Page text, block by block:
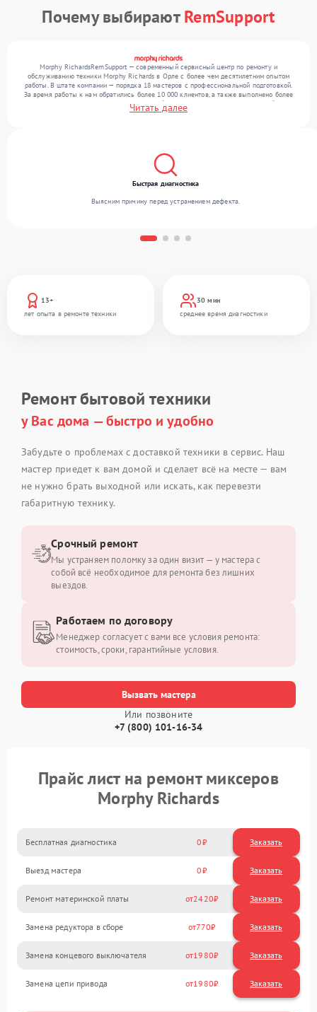
Почему выбираютRemSupport
Morphy RichardsRemSupport — современный сервисный центр по ремонту и
обслуживанию техники Morphy Richards в Орле с более чем десятилетним опытом
работы. В штате компании — порядка 18 мастеров с профессиональной подготовкой.
За время работы к нам обратились более 10 000 клиентов, а также выполнено более
12 000 ремонтов. Ежемесячно в сервисный центр поступает более 300 устройств,
включая , , . Мы работаем с широким спектром неисправностей и обеспечиваем
Читать далее
13+
лет опыта в ремонте техники
30 мин
среднее время диагностики
Быстрая диагностика
Выясним причину перед устранением дефекта.
Ремонт бытовой техники
у Вас дома — быстро и удобно
Забудьте о проблемах с доставкой техники в сервис. Наш
мастер приедет к вам домой и сделает всё на месте — вам
не нужно брать выходной или искать, как перевезти
габаритную технику.
Вызвать мастера
Или позвоните
+7 (800) 101-16-34
Срочный ремонт
Мы устраняем поломку за один визит — у мастера с
собой всё необходимое для ремонта без лишних
выездов.
Работаем по договору
Менеджер согласует с вами все условия ремонта:
стоимость, сроки, гарантийные условия.
Прайс лист на ремонт миксеров
Morphy Richards
Бесплатная диагностика 0 Заказать
Выезд мастера 0 Заказать
Ремонт материнской платы 2420
Замена редуктора в сборе 770
Замена концевого выключателя 1980
Замена цепи привода 1980